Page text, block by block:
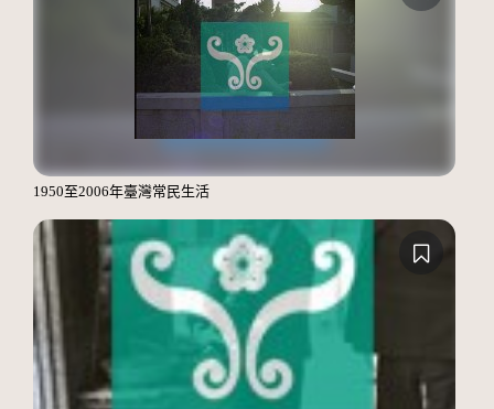
1950至2006年臺灣常民生活